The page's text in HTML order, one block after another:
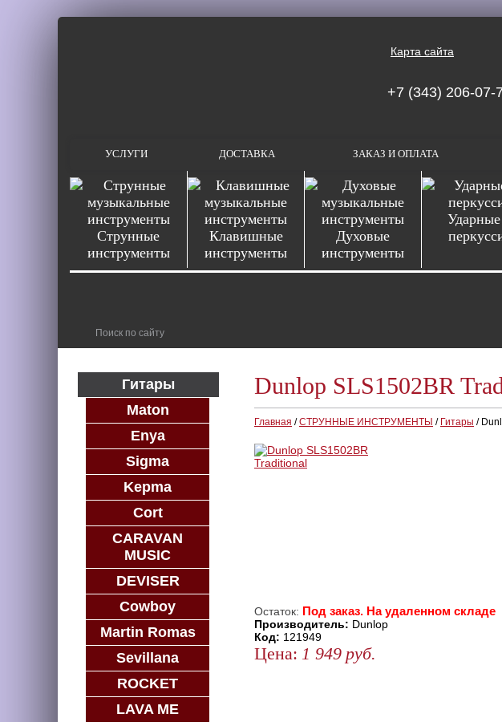
Карта сайта
+7 (343) 206-07-
УСЛУГИ ДОСТАВКА ЗАКАЗ И ОПЛАТА
Струнные
инструменты
Клавишные
инструменты
Духовые
инструменты
Dunlop SLS1502BR
Главная /СТРУННЫЕ ИНСТРУМЕНТЫ / Гитары /
Остаток: Под заказ. На удаленном складе
Производитель: Dunlop
Код: 121949
Цена: 1 949 руб.
Гитары
Maton
Enya
Sigma
Kepma
Cort
CARAVAN
MUSIC
DEVISER
Cowboy
Martin Romas
Sevillana
ROCKET
LAVA ME